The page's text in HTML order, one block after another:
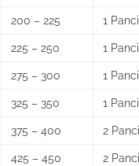
200 – 225 1 Panci
225 – 250 1 Panci
275 – 300 1 Panci
325 – 350 1 Panci
375 – 400 2
425 – 450 2